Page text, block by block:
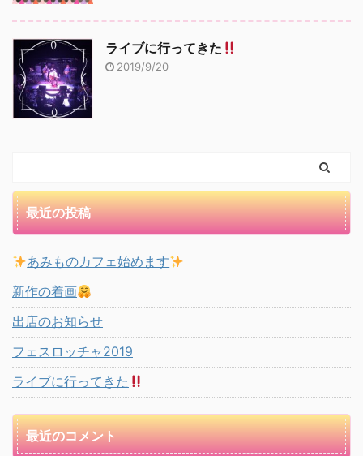
ライブに行ってきた
2019/9/20
最近の投稿
あみものカフェ始めます
新作の着画
出店のお知らせ
フェスロッチャ2019
ライブに行ってきた
最近のコメント